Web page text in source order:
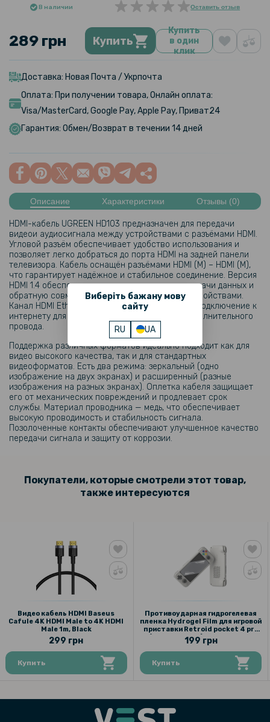
Виберіть бажану мову
сайту
RU UA
В наличии Оставить отзыв
289 грн Купить
Купить
в один
клик
Доставка: Новая Почта / Укрпочта
Оплата: При получении товара, Онлайн оплата:
Visa/MasterCard, Google Pay, Apple Pay, Приват24
Гарантия: Обмен/Возврат в течении 14 дней
Описание Характеристики Отзывы (0)
HDMI-кабель UGREEN HD103 предназначен для передачи
видеои аудиосигнала между устройствами с разъёмами HDMI.
Угловой разъём обеспечивает удобство использования и
позволяет легко добраться до порта HDMI на задней панели
телевизора. Кабель оснащён разъёмами HDMI (M) – HDMI (M),
что гарантирует надёжное и стабильное соединение. Версия
HDMI 1.4 обеспечивает высокую скорость передачи данных и
обратную совместимость с более старыми устройствами.
Канал HDMI Ethernet позволяет создать общее подключение к
интернету для совместимых устройств без дополнительного
провода.
Поддержка различных форматов идеально подходит как для
видео высокого качества, так и для стандартных
видеоформатов. Есть два режима: зеркальный (одно
изображение на двух экранах) и расширенный (разные
изображения на разных экранах). Оплетка кабеля защищает
его от механических повреждений и продлевает срок
службы. Материал проводника — медь, что обеспечивает
высокую проводимость и стабильность сигнала.
Позолоченные контакты обеспечивают улучшенное качество
передачи сигнала и защиту от коррозии.
Покупатели, которые смотрели этот товар,
также интересуются
Видео кабель HDMI Baseus
Cafule 4K HDMI Male to 4K HDMI
Male 1m, Black
299 грн
Купить
Противоударная гидрогелевая
пленка Hydrogel Film для игровой
приставки Retroid pocket 4 pro
(66.05x116.05), Transparent
199 грн
Купить